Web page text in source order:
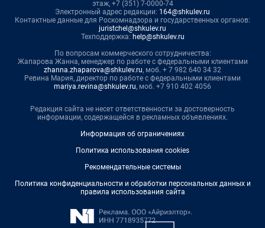
этаж, +7 (351) 7-0000-74
Электронный адрес редакции: 164@shkulev.ru
Контактные данные для Роскомнадзора и государственных органов:
juristchel@shkulev.ru
Техподдержка: help@shkulev.ru
По вопросам коммерческого сотрудничества:
Жапарова Жанна, менеджер по работе с федеральными клиентами
zhanna.zhaparova@shkulev.ru, моб. + 7 982 640 34 32
Ревина Мария, директор по работе с федеральными клиентами
mariya.revina@shkulev.ru, моб. +7 910 402 4056
Редакция сайта не несет ответственности за достоверность
информации, содержащейся в рекламных объявлениях.
Информация об ограничениях
Политика использования cookies
Рекомендательные системы
Политика конфиденциальности и обработки персональных данных и
правила использования сайта